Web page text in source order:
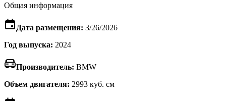
Общая информация
Дата размещения: 3/26/2026
Год выпуска: 2024
Производитель: BMW
Объем двигателя: 2993 куб. см